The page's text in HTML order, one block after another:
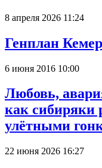
8 апреля 2026 11:24
Генплан
6 июня 2016 10:00
Любовь,
как сибиряки
улётными
22 июня 2026 16:27